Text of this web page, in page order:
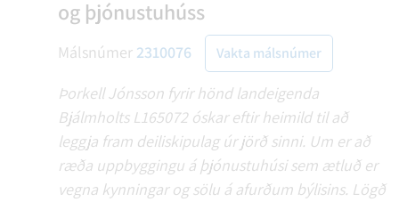
og þjónustuhúss
Málsnúmer 2310076 Vakta málsnúmer
Þorkell Jónsson fyrir hönd landeigenda
Bjálmholts L165072 óskar eftir heimild til að
leggja fram deiliskipulag úr jörð sinni. Um er að
ræða uppbyggingu á þjónustuhúsi sem ætluð er
vegna kynningar og sölu á afurðum býlisins. Lögð